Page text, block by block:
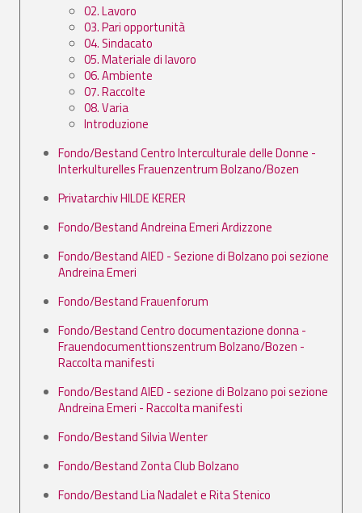
02. Lavoro
03. Pari opportunità
04. Sindacato
05. Materiale di lavoro
06. Ambiente
07. Raccolte
08. Varia
Introduzione
Fondo/Bestand Centro Interculturale delle Donne -
Interkulturelles Frauenzentrum Bolzano/Bozen
Privatarchiv HILDE KERER
Fondo/Bestand Andreina Emeri Ardizzone
Fondo/Bestand AIED - Sezione di Bolzano poi sezione
Andreina Emeri
Fondo/Bestand Frauenforum
Fondo/Bestand Centro documentazione donna -
Frauendocumenttionszentrum Bolzano/Bozen -
Raccolta manifesti
Fondo/Bestand AIED - sezione di Bolzano poi sezione
Andreina Emeri - Raccolta manifesti
Fondo/Bestand Silvia Wenter
Fondo/Bestand Zonta Club Bolzano
Fondo/Bestand Lia Nadalet e Rita Stenico